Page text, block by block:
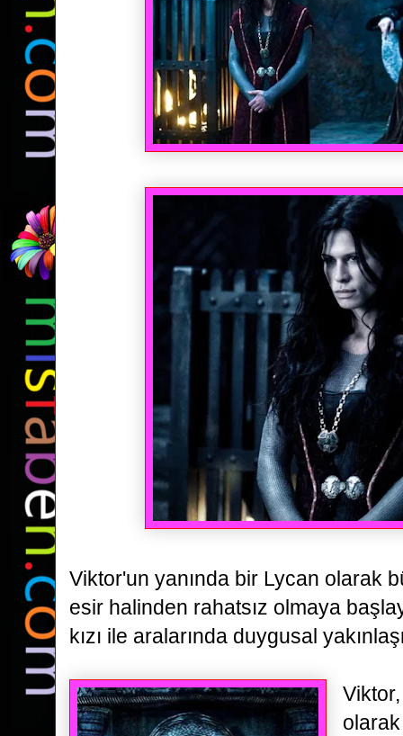
Viktor'un yanında bir Lycan olarak
esir halinden rahatsız olmaya
kızı ile aralarında duygusal